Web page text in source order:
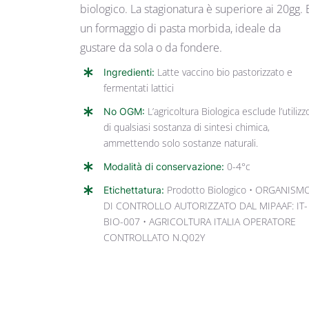
biologico. La stagionatura è superiore ai 20gg.
un formaggio di pasta morbida, ideale da
gustare da sola o da fondere.
Ingredienti: Latte vaccino bio pastorizzato e
fermentati lattici
No OGM: L’agricoltura Biologica esclude
di qualsiasi sostanza di sintesi chimica,
ammettendo solo sostanze naturali.
Modalità di conservazione: 0-4°c
Etichettatura: Prodotto Biologico •
DI CONTROLLO AUTORIZZATO DAL MIPAAF: IT-
BIO-007 • AGRICOLTURA ITALIA OPERATORE
CONTROLLATO N.Q02Y